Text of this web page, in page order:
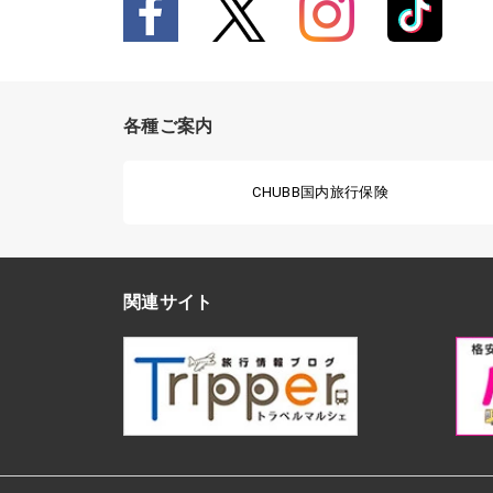
各種ご案内
CHUBB国内旅行保険
関連サイト